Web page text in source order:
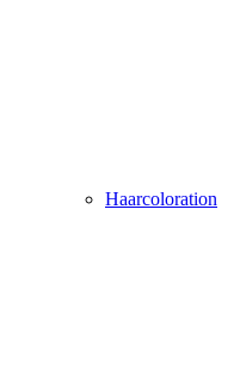
Haarcoloration